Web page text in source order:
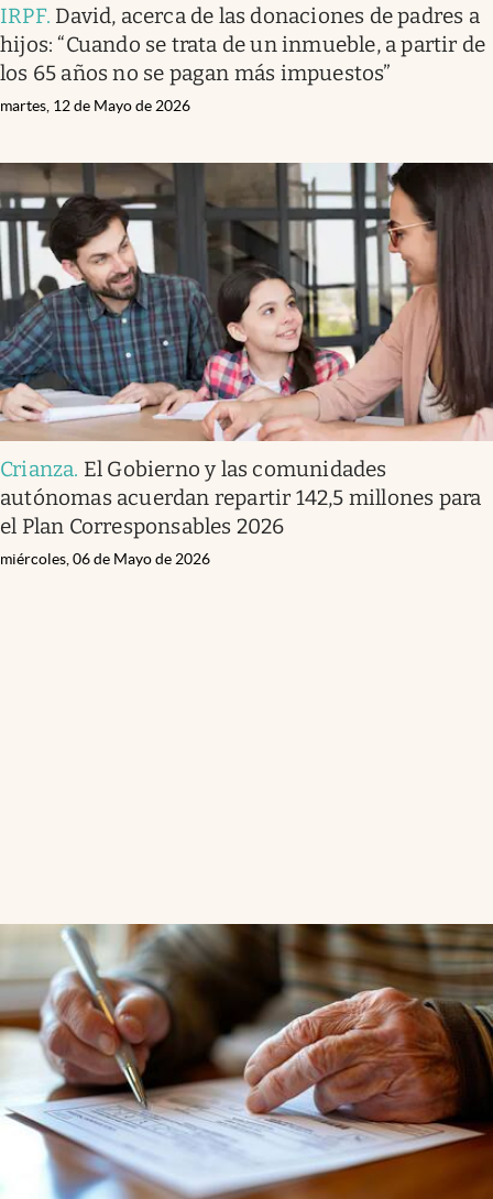
IRPF. David, acerca de las donaciones de padres a
hijos: “Cuando se trata de un inmueble, a partir de
los 65 años no se pagan más impuestos”
martes, 12 de Mayo de 2026
Crianza. El Gobierno y las comunidades
autónomas acuerdan repartir 142,5 millones para
el Plan Corresponsables 2026
miércoles, 06 de Mayo de 2026